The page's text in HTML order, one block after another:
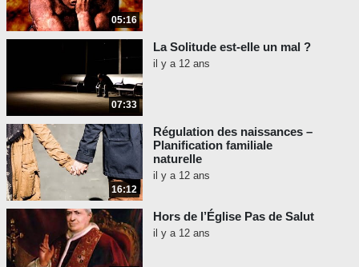
05:16
07:33
La Solitude est-elle un mal ?
il y a 12 ans
16:12
Régulation des naissances –
Planification familiale
naturelle
il y a 12 ans
Hors de l’Église Pas de Salut
il y a 12 ans